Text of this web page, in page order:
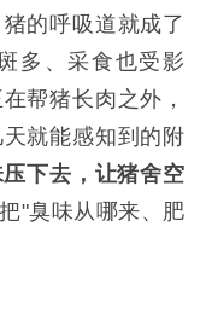
的呼吸道就成了
多、采食也受影
帮猪长肉之外，
就能感知到的附
下去，让猪舍空
"臭味从哪来、肥